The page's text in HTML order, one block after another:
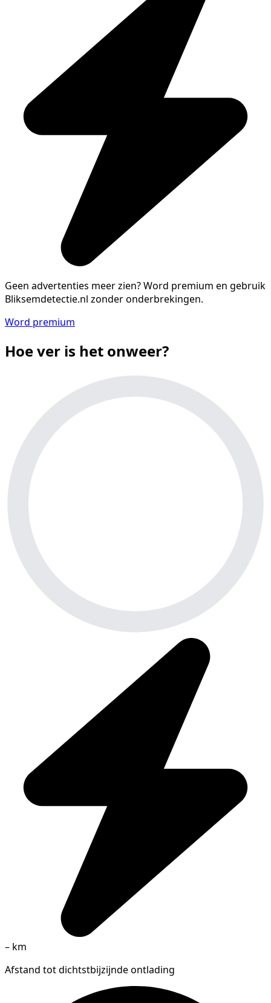
Geen advertenties meer zien?Word premium en gebruik
Bliksemdetectie.nl zonder onderbrekingen.
Word premium
Hoe ver is het onweer?
– km
Afstand tot dichtstbijzijnde ontlading